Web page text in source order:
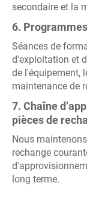
secondaire et la
6.
Séances de
d'exploitation et
de l'équipement,
maintenance de
7. Chaîne
pièces de
Nous
rechange
long terme.